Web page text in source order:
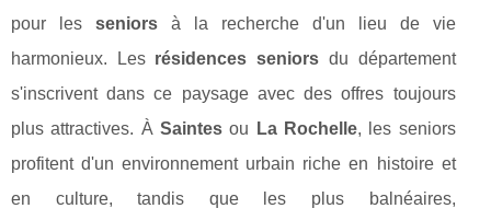
pour les seniorsà la recherche d'un lieu de vie
harmonieux. Les résidences seniors du département
s'inscrivent dans ce paysage avec des offres toujours
plus attractives. À Saintesou La Rochelle, les seniors
profitent d'un environnement urbain riche en histoire et
en culture, tandis que les plus balnéaires,